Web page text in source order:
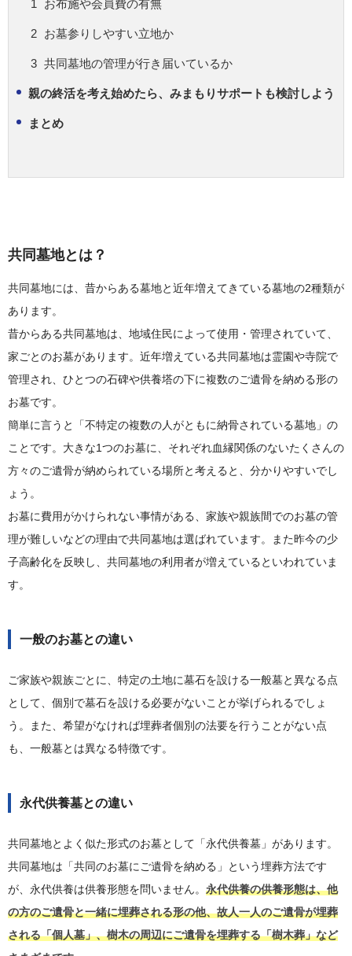
お布施や会員費の有無
お墓参りしやすい立地か
共同墓地の管理が行き届いているか
親の終活を考え始めたら、みまもりサポートも検討しよう
まとめ
共同墓地とは？
共同墓地には、昔からある墓地と近年増えてきている墓地の2種類が
あります。
昔からある共同墓地は、地域住民によって使用・管理されていて、
家ごとのお墓があります。近年増えている共同墓地は霊園や寺院で
管理され、ひとつの石碑や供養塔の下に複数のご遺骨を納める形の
お墓です。
簡単に言うと「不特定の複数の人がともに納骨されている墓地」の
ことです。大きな1つのお墓に、それぞれ血縁関係のないたくさんの
方々のご遺骨が納められている場所と考えると、分かりやすいでし
ょう。
お墓に費用がかけられない事情がある、家族や親族間でのお墓の管
理が難しいなどの理由で共同墓地は選ばれています。また昨今の少
子高齢化を反映し、共同墓地の利用者が増えているといわれていま
す。
一般のお墓との違い
ご家族や親族ごとに、特定の土地に墓石を設ける一般墓と異なる点
として、個別で墓石を設ける必要がないことが挙げられるでしょ
う。また、希望がなければ埋葬者個別の法要を行うことがない点
も、一般墓とは異なる特徴です。
永代供養墓との違い
共同墓地とよく似た形式のお墓として「永代供養墓」があります。
共同墓地は「共同のお墓にご遺骨を納める」という埋葬方法です
が、永代供養は供養形態を問いません。 永代供養の供養形態は、他
の方のご遺骨と一緒に埋葬される形の他、故人一人のご遺骨が埋葬
される「個人墓」、樹木の周辺にご遺骨を埋葬する「樹木葬」など